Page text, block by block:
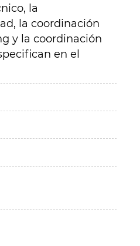
la
la coordinación
y la coordinación
en el